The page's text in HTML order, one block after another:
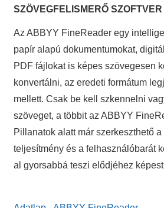
SZÖVEGFELISMERŐ SZOFTVER
Az ABBYY FineReader egy
papír alapú dokumentumokat,
PDF fájlokat is képes szövegesen
konvertálni, az eredeti formátum
mellett. Csak be kell szkennelni
szöveget, a többit az ABBYY
Pillanatok alatt már szerkeszthető
teljesítmény és a felhasználóbarát
al gyorsabbá teszi elődjéhez